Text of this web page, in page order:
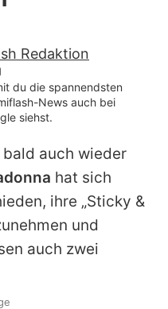
Promiflash
Redaktion
du die spannendsten
News auch bei
siehst.
bald auch wieder
hat sich
ihre „Sticky &
und
auch zwei